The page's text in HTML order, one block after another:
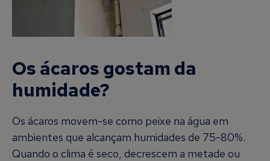
Os ácaros gostam da
humidade?
Os ácaros movem-se como peixe na água em
ambientes que alcançam humidades de 75-80%.
Quando o clima é seco, decrescem a metade ou